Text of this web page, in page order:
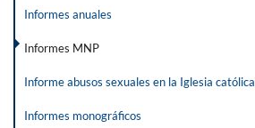
Informes anuales
Informes MNP
Informe abusos sexuales en la Iglesia católica
Informes monográficos